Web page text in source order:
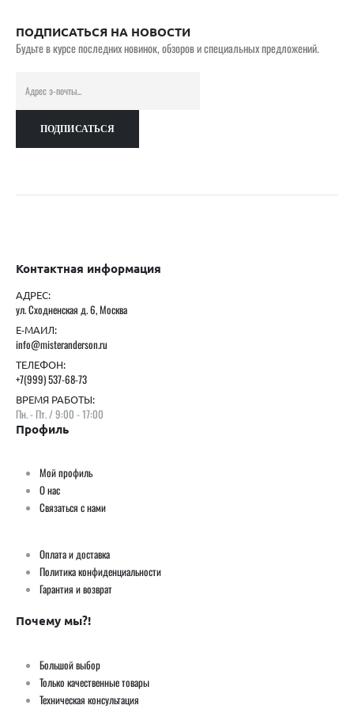
ПОДПИСАТЬСЯ НА НОВОСТИ
Будьте в курсе последних новинок, обзоров и специальных предложений.
Контактная информация
АДРЕС:
ул. Сходненская д. 6, Москва
Е-МАИЛ:
info@misteranderson.ru
ТЕЛЕФОН:
+7(999) 537-68-73
ВРЕМЯ РАБОТЫ:
Пн. - Пт. / 9:00 - 17:00
Профиль
Мой профиль
О нас
Связаться с нами
Оплата и доставка
Политика конфиденциальности
Гарантия и возврат
Почему мы?!
Большой выбор
Только качественные товары
Техническая консультация